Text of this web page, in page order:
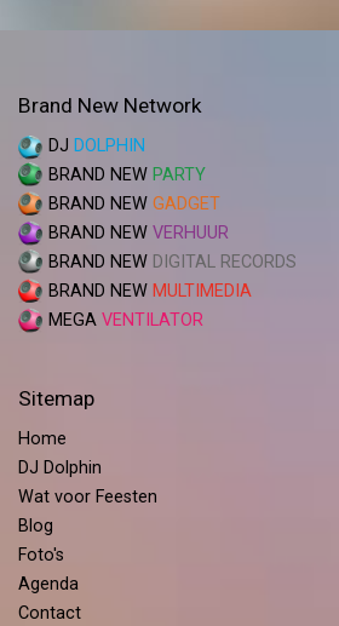
Brand New Network
DJ DOLPHIN
BRAND NEW PARTY
BRAND NEW GADGET
BRAND NEW VERHUUR
BRAND NEW DIGITAL RECORDS
BRAND NEW MULTIMEDIA
MEGA VENTILATOR
Sitemap
Home
DJ Dolphin
Wat voor Feesten
Blog
Foto's
Agenda
Contact